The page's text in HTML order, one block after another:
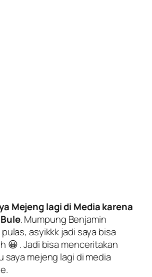
Mejeng lagi di Media karena
. Mumpung Benjamin
asyikkk jadi saya bisa
😀 . Jadi bisa menceritakan
saya mejeng lagi di media